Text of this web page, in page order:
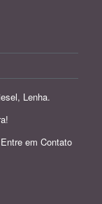
Lenha.
em Contato